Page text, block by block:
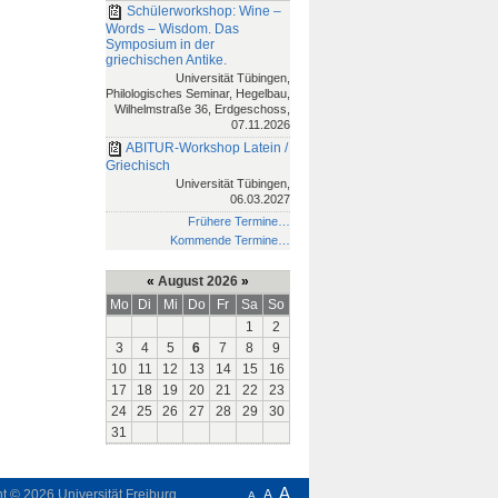
Schülerworkshop: Wine –
Words – Wisdom. Das
Symposium in der
griechischen Antike.
Universität Tübingen,
Philologisches Seminar, Hegelbau,
Wilhelmstraße 36, Erdgeschoss,
07.11.2026
ABITUR-Workshop Latein /
Griechisch
Universität Tübingen,
06.03.2027
Frühere Termine…
Kommende Termine…
« August 2026 »
Mo
Di Mi Do Fr Sa
So
1
2
3
4 5 6 7 8
9
10
11 12 13 14 15
16
17
18 19 20 21 22
23
24
25 26 27 28 29
30
31
A A A
© 2026 Universität Freiburg